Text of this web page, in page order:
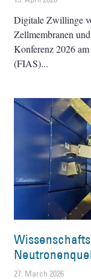
Digitale Zwillinge
Zellmembranen
Konferenz 2026
(FIAS)
27. March 2026